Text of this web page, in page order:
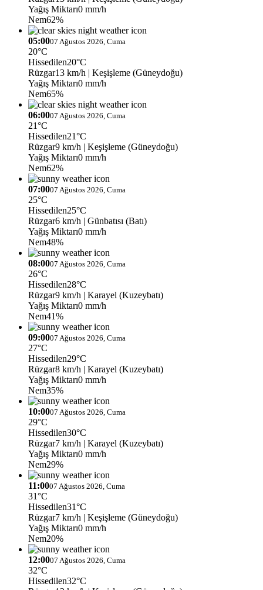
Yağış Miktarı0 mm/h
Nem62%
05:0007 Ağustos 2026, Cuma
20°C
Hissedilen20°C
Rüzgar13 km/h | Keşişleme (Güneydoğu)
Yağış Miktarı0 mm/h
Nem65%
06:0007 Ağustos 2026, Cuma
21°C
Hissedilen21°C
Rüzgar9 km/h | Keşişleme (Güneydoğu)
Yağış Miktarı0 mm/h
Nem62%
07:0007 Ağustos 2026, Cuma
25°C
Hissedilen25°C
Rüzgar6 km/h | Günbatısı (Batı)
Yağış Miktarı0 mm/h
Nem48%
08:0007 Ağustos 2026, Cuma
26°C
Hissedilen28°C
Rüzgar9 km/h | Karayel (Kuzeybatı)
Yağış Miktarı0 mm/h
Nem41%
09:0007 Ağustos 2026, Cuma
27°C
Hissedilen29°C
Rüzgar8 km/h | Karayel (Kuzeybatı)
Yağış Miktarı0 mm/h
Nem35%
10:0007 Ağustos 2026, Cuma
29°C
Hissedilen30°C
Rüzgar7 km/h | Karayel (Kuzeybatı)
Yağış Miktarı0 mm/h
Nem29%
11:0007 Ağustos 2026, Cuma
31°C
Hissedilen31°C
Rüzgar7 km/h | Keşişleme (Güneydoğu)
Yağış Miktarı0 mm/h
Nem20%
12:0007 Ağustos 2026, Cuma
32°C
Hissedilen32°C